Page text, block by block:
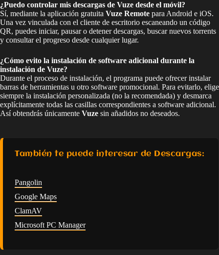
¿Puedo controlar mis descargas de Vuze desde el móvil?
Sí, mediante la aplicación gratuita Vuze Remote para Android e iOS.
Una vez vinculada con el cliente de escritorio escaneando un código
QR, puedes iniciar, pausar o detener descargas, buscar nuevos torrents
y consultar el progreso desde cualquier lugar.
¿Cómo evito la instalación de software adicional durante la
instalación de Vuze?
Durante el proceso de instalación, el programa puede ofrecer instalar
barras de herramientas u otro software promocional. Para evitarlo, elige
siempre la instalación personalizada (no la recomendada) y desmarca
explícitamente todas las casillas correspondientes a software adicional.
Así obtendrás únicamente Vuze sin añadidos no deseados.
También te puede interesar de Descargas:
Pangolin
Google Maps
ClamAV
Microsoft PC Manager